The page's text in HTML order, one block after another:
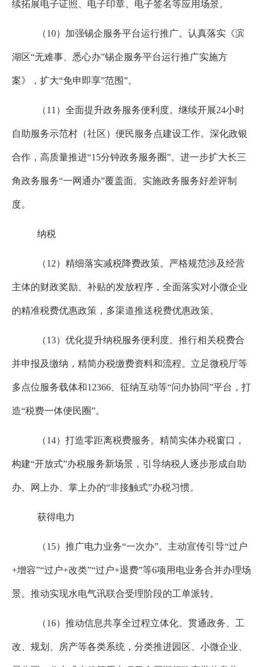
续拓展电子证照、电子印章、电子签名等应用场景。
（10）加强锡企服务平台运行推广。认真落实《滨
湖区“无难事、悉心办”锡企服务平台运行推广实施方
案》，扩大“免申即享”范围”。
（11 ）全面提升政务服务便利度。继续开展24小时
自助服务示范村（社区）便民服务点建设工作。深化政银
合作，高质量推进“15分钟政务服务圈”。进一步扩大长三
角政务服务“一网通办”覆盖面。实施政务服务好差评制
度。
纳税
（12）精细落实减税降费政策。严格规范涉及经营
主体的财政奖励、补贴的发放程序，全面落实对小微企业
的精准税费优惠政策，多渠道推送税费优惠政策。
（13）优化提升纳税服务便利度。推行相关税费合
并申报及缴纳，精简办税缴费资料和流程。立足微税厅等
多点位服务载体和12366 、征纳互动等“问办协同”平台，打
造“税费一体便民圈”。
（14）打造零距离税费服务。精简实体办税窗口，
构建“开放式”办税服务新场景，引导纳税人逐步形成自助
办、网上办、掌上办的“非接触式”办税习惯。
获得电力
（15）推广电力业务“一次办”。主动宣传引导“过户
+增容”“过户+改类”“过户+退费”等6项用电业务合并办理场
景。推动实现水电气讯联合受理阶段的工单派转。
（16）推动信息共享全过程立体化。贯通政务、工
改、规划、房产等各类系统，分类推进园区、小微企业、